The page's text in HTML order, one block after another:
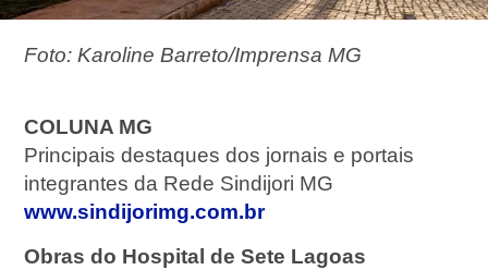
Foto: Karoline Barreto/Imprensa MG
COLUNA MG
Principais destaques dos jornais e portais
integrantes da Rede Sindijori MG
www.sindijorimg.com.br
Obras do Hospital de Sete Lagoas